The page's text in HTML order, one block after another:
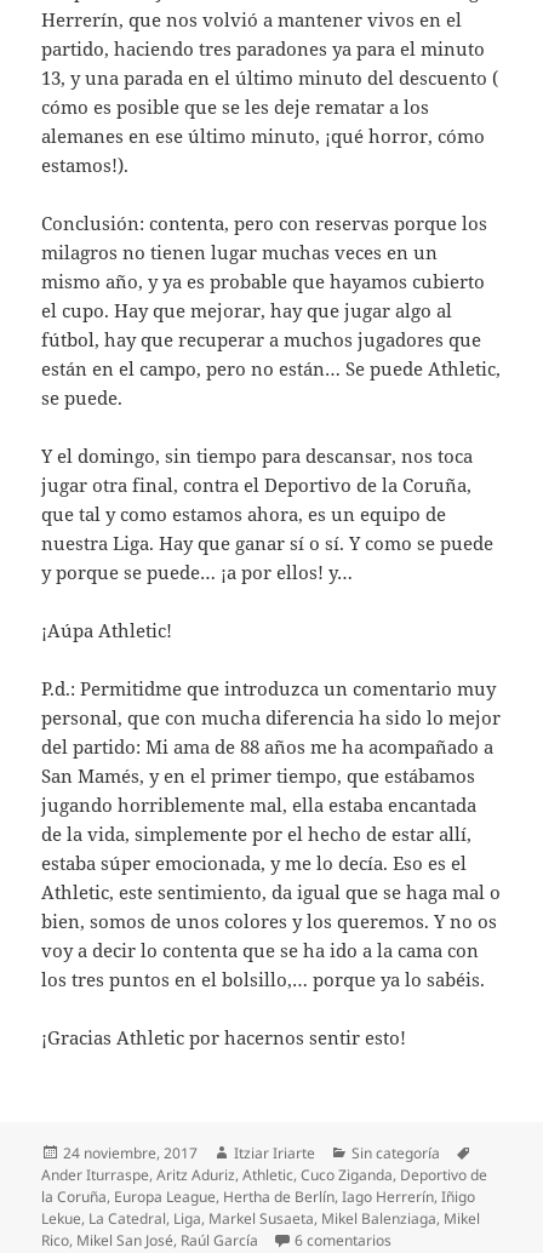
Herrerín, que nos volvió a mantener vivos en el
partido, haciendo tres paradones ya para el minuto
13, y una parada en el último minuto del descuento (
cómo es posible que se les deje rematar a los
alemanes en ese último minuto, ¡qué horror, cómo
estamos!).
Conclusión: contenta, pero con reservas porque los
milagros no tienen lugar muchas veces en un
mismo año, y ya es probable que hayamos cubierto
el cupo. Hay que mejorar, hay que jugar algo al
fútbol, hay que recuperar a muchos jugadores que
están en el campo, pero no están… Se puede Athletic,
se puede.
Y el domingo, sin tiempo para descansar, nos toca
jugar otra final, contra el Deportivo de la Coruña,
que tal y como estamos ahora, es un equipo de
nuestra Liga. Hay que ganar sí o sí. Y como se puede
y porque se puede… ¡a por ellos! y…
¡Aúpa Athletic!
P.d.: Permitidme que introduzca un comentario muy
personal, que con mucha diferencia ha sido lo mejor
del partido: Mi ama de 88 años me ha acompañado a
San Mamés, y en el primer tiempo, que estábamos
jugando horriblemente mal, ella estaba encantada
de la vida, simplemente por el hecho de estar allí,
estaba súper emocionada, y me lo decía. Eso es el
Athletic, este sentimiento, da igual que se haga mal o
bien, somos de unos colores y los queremos. Y no os
voy a decir lo contenta que se ha ido a la cama con
los tres puntos en el bolsillo,… porque ya lo sabéis.
¡Gracias Athletic por hacernos sentir esto!
Publicado
el
24 noviembre, 2017 Autor
Itziar Iriarte Categorías
Sin categoría
Ander Iturraspe,Aritz Aduriz,Athletic,Cuco Ziganda, Deportivo de
la Coruña, Europa League, Hertha de Berlín,Iago Herrerín,Iñigo
Lekue, La Catedral, Liga, Markel Susaeta, Mikel Balenziaga, Mikel
Rico, Mikel San José, Raúl García 6 comentarios